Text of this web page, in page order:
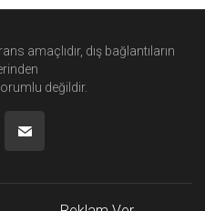
amaçlıdır, dış bağlantıların
değildir.